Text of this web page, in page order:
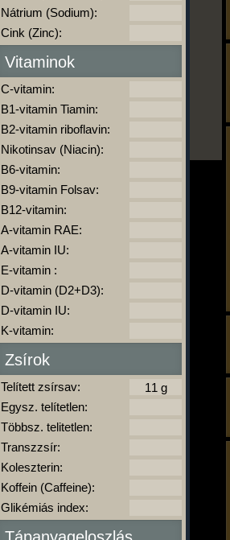
kalóriabázis.hu
Nátrium (Sodium):
Cink (Zinc):
Vitaminok
C-vitamin:
B1-vitamin Tiamin:
B2-vitamin riboflavin:
Nikotinsav (Niacin):
B6-vitamin:
B9-vitamin Folsav:
B12-vitamin:
A-vitamin RAE:
A-vitamin IU:
E-vitamin :
D-vitamin (D2+D3):
D-vitamin IU:
K-vitamin:
Zsírok
Telített zsírsav:
Egysz. telítetlen:
Többsz. telitetlen:
Transzzsír:
Koleszterin:
Koffein (Caffeine):
Glikémiás index: